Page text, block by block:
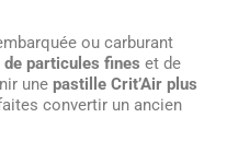
ou carburant
particules fines et de
une pastille Crit’Air plus
convertir un ancien